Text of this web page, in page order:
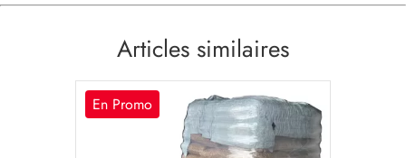
Articles similaires
En Promo